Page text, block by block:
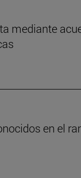
mediante
en el